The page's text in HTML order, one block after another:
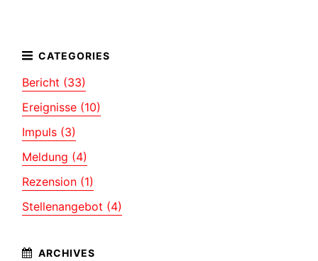
Bericht (33)
Ereignisse (10)
Impuls (3)
Meldung (4)
Rezension (1)
Stellenangebot (4)